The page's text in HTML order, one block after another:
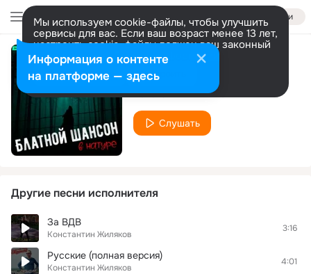
Войти
Мы используем cookie-файлы, чтобы улучшить
сервисы для вас. Если ваш возраст менее 13 лет,
настроить cookie-файлы должен ваш законный
представитель. Больше информации
Разрешить все Настроить
Бродяга
Константин Жиляков
Слушать
Другие песни исполнителя
За ВДВ
Константин Жиляков
3:16
Русские (полная версия)
Константин Жиляков
4:01
Информация о контенте
на платформе — здесь